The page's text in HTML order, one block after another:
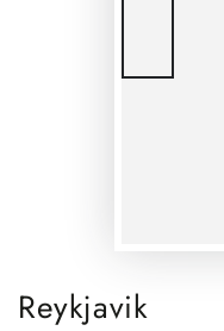
Reykjavik